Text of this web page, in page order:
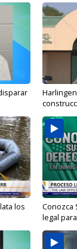
los
Conozca
legal